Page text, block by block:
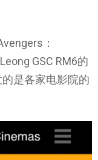
：
GSC RM6的
是各家电影院的